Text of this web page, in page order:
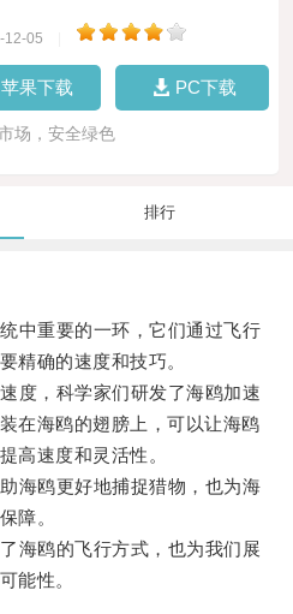
12-05
苹果下载 PC下载
场，安全绿色
排行
重要的一环，它们通过飞行
精确的速度和技巧。
，科学家们研发了海鸥加速
在海鸥的翅膀上，可以让海鸥
高速度和灵活性。
鸥更好地捕捉猎物，也为海
障。
鸥的飞行方式，也为我们展
能性。